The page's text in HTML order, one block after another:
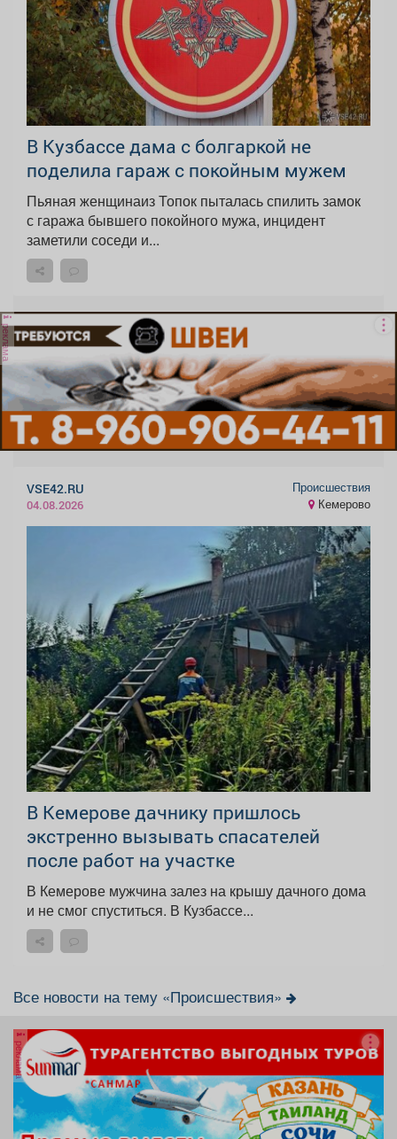
В Кузбассе дама с болгаркой не
поделила гараж с покойным мужем
Пьяная женщинаиз Топок пыталась спилить замок
с гаража бывшего покойного мужа, инцидент
заметили соседи и...
реклама
VSE42.RU
04.08.2026
Происшествия
Кемерово
В Кемерове дачнику пришлось
экстренно вызывать спасателей
после работ на участке
В Кемерове мужчина залез на крышу дачного дома
и не смог спуститься. В Кузбассе...
Все новости на тему «Происшествия»
реклама